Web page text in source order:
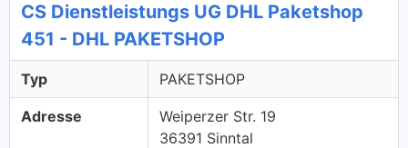
CS Dienstleistungs UG DHL Paketshop
451 - DHL PAKETSHOP
Typ PAKETSHOP
Adresse
Weiperzer Str. 19
36391 Sinntal